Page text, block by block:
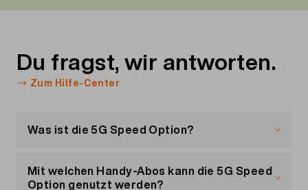
Du fragst, wir antworten.
Zum Hilfe-Center
Was ist die 5G Speed Option?
Swisscom. Damit bist du mit einer
Geschwindigkeit von bis zu 2 Gbit/s unterwegs.
Mit welchen Handy-Abos kann die 5G Speed
Option genutzt werden?